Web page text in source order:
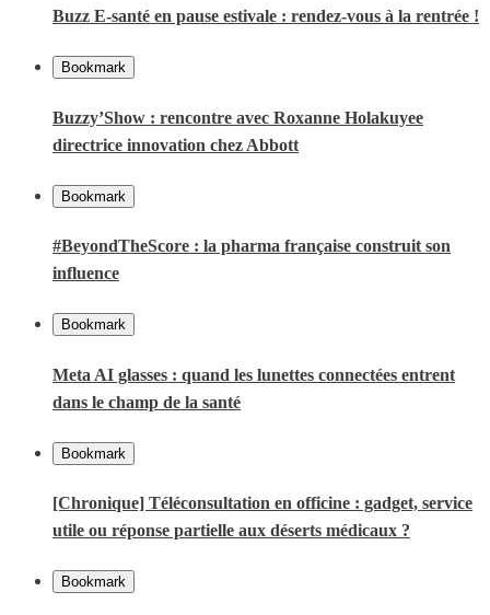
Buzz E-santé en pause estivale : rendez-vous à la rentrée !
Bookmark
Buzzy’Show : rencontre avec Roxanne Holakuyee
directrice innovation chez Abbott
Bookmark
#BeyondTheScore : la pharma française construit son
influence
Bookmark
Meta AI glasses : quand les lunettes connectées entrent
dans le champ de la santé
Bookmark
[Chronique] Téléconsultation en officine : gadget, service
utile ou réponse partielle aux déserts médicaux ?
Bookmark